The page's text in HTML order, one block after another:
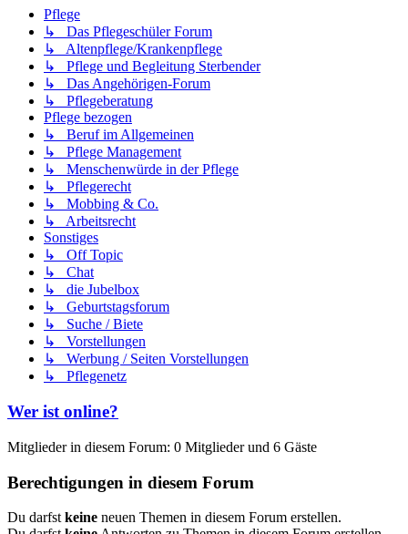
Pflege
↳ Das Pflegeschüler Forum
↳ Altenpflege/Krankenpflege
↳ Pflege und Begleitung Sterbender
↳ Das Angehörigen-Forum
↳ Pflegeberatung
Pflege bezogen
↳ Beruf im Allgemeinen
↳ Pflege Management
↳ Menschenwürde in der Pflege
↳ Pflegerecht
↳ Mobbing & Co.
↳ Arbeitsrecht
Sonstiges
↳ Off Topic
↳ Chat
↳ die Jubelbox
↳ Geburtstagsforum
↳ Suche / Biete
↳ Vorstellungen
↳ Werbung / Seiten Vorstellungen
↳ Pflegenetz
Wer ist online?
Mitglieder in diesem Forum: 0 Mitglieder und 6 Gäste
Berechtigungen in diesem Forum
Du darfst keine neuen Themen in diesem Forum erstellen.